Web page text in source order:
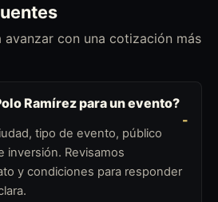
con una cotización más
Ramírez para un evento?
tipo de evento, público
inversión. Revisamos
y condiciones para responder